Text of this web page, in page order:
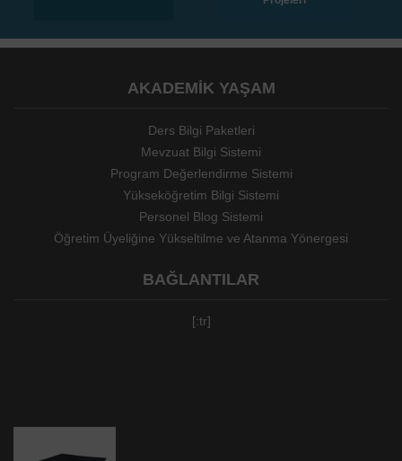
AKADEMİK YAŞAM
Ders Bilgi Paketleri
Mevzuat Bilgi Sistemi
Program Değerlendirme Sistemi
Yükseköğretim Bilgi Sistemi
Personel Blog Sistemi
Öğretim Üyeliğine Yükseltilme ve Atanma Yönergesi
BAĞLANTILAR
[:tr]